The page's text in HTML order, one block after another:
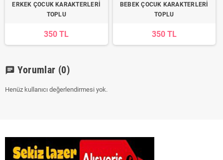
ERKEK ÇOCUK KARAKTERLERİ
TOPLU
350 TL
BEBEK ÇOCUK KARAKTERLERİ
TOPLU
350 TL
chat Yorumlar (0)
Henüz kullanıcı değerlendirmesi yok.